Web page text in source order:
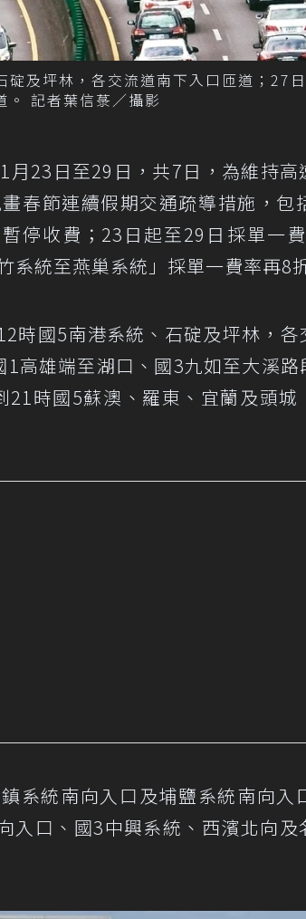
及坪林，各交流道南下入口匝道；27
。 記者葉信菉／攝影
23日至29日，共7日，為維持高
春節連續假期交通疏導措施，包
停收費；23日起至29日採單一
統至燕巢系統」採單一費率再8
時國5南港系統、石碇及坪林，各
高雄端至湖口、國3九如至大溪路
時國5蘇澳、羅東、宜蘭及頭城
系統南向入口及埔鹽系統南向入
入口、國3中興系統、西濱北向及